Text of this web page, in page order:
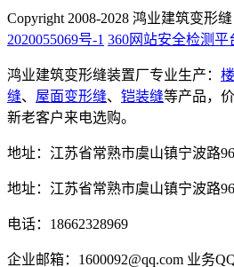
Copyright 2008-2028 鸿业建筑变形
2020055069号-1 360网站安全检测平
鸿业建筑变形缝装置厂专业生产：
缝、 屋面变形缝、 铠装缝等产品，
新老客户来电选购。
地址：江苏省常熟市虞山镇宁波路
地址：江苏省常熟市虞山镇宁波路
电话：18662328969
企业邮箱：1600092@qq.com 业务